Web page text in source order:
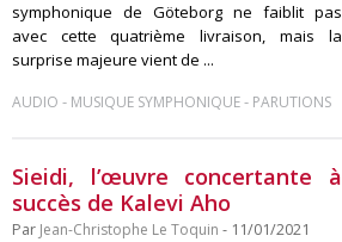
symphonique de Göteborg ne faiblit pas
avec cette quatrième livraison, mais la
surprise majeure vient de ...
AUDIO - MUSIQUE SYMPHONIQUE- PARUTIONS
Sieidi, l’œuvre concertante à
succès de Kalevi Aho
Par Jean-Christophe Le Toquin - 11/01/2021